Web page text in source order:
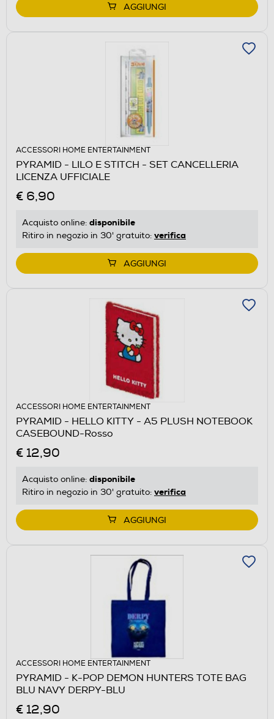
AGGIUNGI
ACCESSORI HOME ENTERTAINMENT
PYRAMID - LILO E STITCH - SET CANCELLERIA
LICENZA UFFICIALE
€ 6,90
Acquisto online: disponibile
Ritiro in negozio in 30' gratuito: verifica
AGGIUNGI
ACCESSORI HOME ENTERTAINMENT
PYRAMID - HELLO KITTY - A5 PLUSH NOTEBOOK
CASEBOUND-Rosso
€ 12,90
Acquisto online: disponibile
Ritiro in negozio in 30' gratuito: verifica
AGGIUNGI
ACCESSORI HOME ENTERTAINMENT
PYRAMID - K-POP DEMON HUNTERS TOTE BAG
BLU NAVY DERPY-BLU
€ 12,90